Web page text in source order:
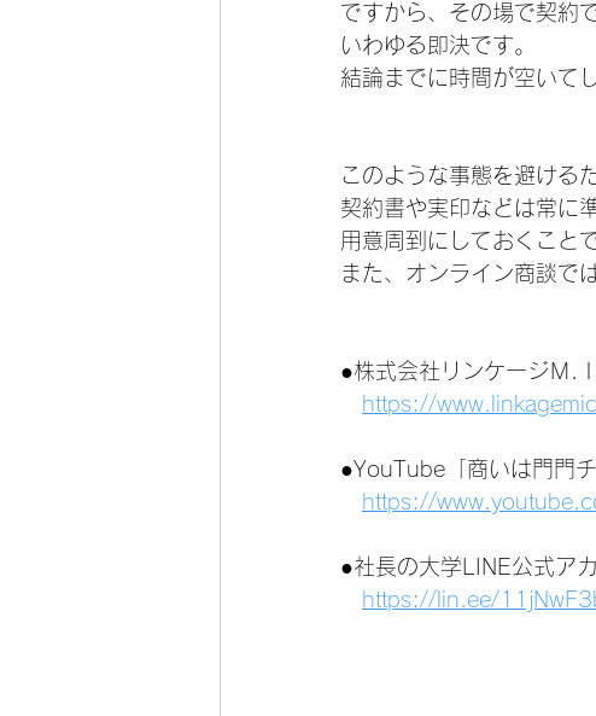
ですから、その場で契約
いわゆる即決です。
結論までに時間が空いて
このような事態を避ける
契約書や実印などは常に
用意周到にしておくこと
また、オンライン商談で
●株式会社リンケージＭ.
https://
●YouTube「商いは門門
https://
●社長の大学LINE公式ア
https://lin.ee/